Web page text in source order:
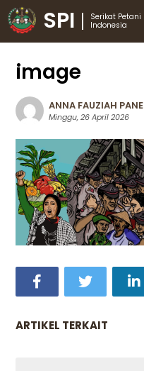
SPI
Serikat Petani
Indonesia
image
ANNA FAUZIAH PANE
Minggu, 26 April 2026
ARTIKEL TERKAIT